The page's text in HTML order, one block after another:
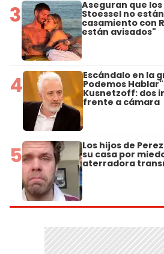
3 Aseguran que
Stoessel no
casamiento con
están avisados"
4 Escándalo en la
Podemos
Kusnetzoff: dos
frente a cámara
5 Los hijos de
su casa por
aterradora